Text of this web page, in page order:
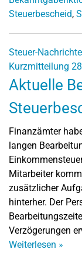
Steuerbescheid,
Steuer-
Kurzmitteilung
Aktuelle
Finanzämter
langen
Mitarbeiter
zusätzlicher
hinterher. Der
Verzögerungen
Weiterlesen »